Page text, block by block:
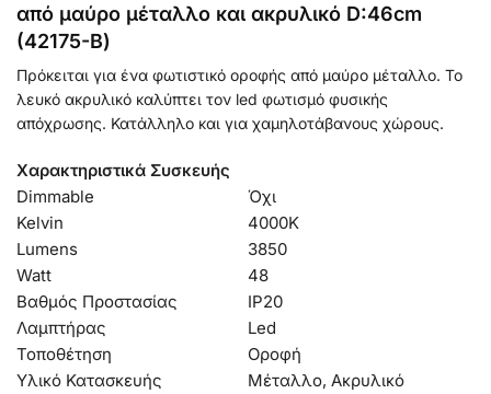
από μαύρο μέταλλο και ακρυλικό D:46cm
(42175-Β)
Πρόκειται για ένα φωτιστικό οροφής από μαύρο μέταλλο. Το
λευκό ακρυλικό καλύπτει τον led φωτισμό φυσικής
απόχρωσης. Κατάλληλο και για χαμηλοτάβανους χώρους.
Χαρακτηριστικά Συσκευής
Dimmable
Όχι
Kelvin
4000Κ
Lumens
3850
Watt
48
Βαθμός Προστασίας
IP20
Λαμπτήρας
Led
Τοποθέτηση
Οροφή
Υλικό Κατασκευής
Μέταλλο, Ακρυλικό